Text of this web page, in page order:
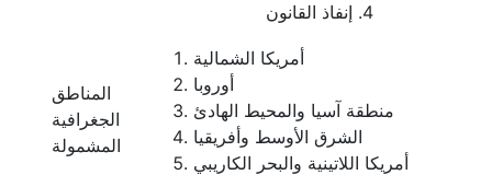
إنفاذ القانون
المناطق
الجغرافية
المشمولة
أمريكا الشمالية
أوروبا
منطقة آسيا والمحيط الهادئ
الشرق الأوسط وأفريقيا
أمريكا اللاتينية والبحر الكاريبي